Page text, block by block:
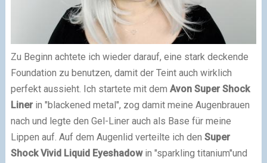
Zu Beginn achtete ich wieder darauf, eine stark deckende
Foundation zu benutzen, damit der Teint auch wirklich
perfekt aussieht. Ich startete mit dem Avon Super Shock
Linerin "blackened metal", zog damit meine Augenbrauen
nach und legte den Gel-Liner auch als Base für meine
Lippen auf. Auf dem Augenlid verteilte ich den Super
Shock Vivid Liquid Eyeshadowin "sparkling titanium"und